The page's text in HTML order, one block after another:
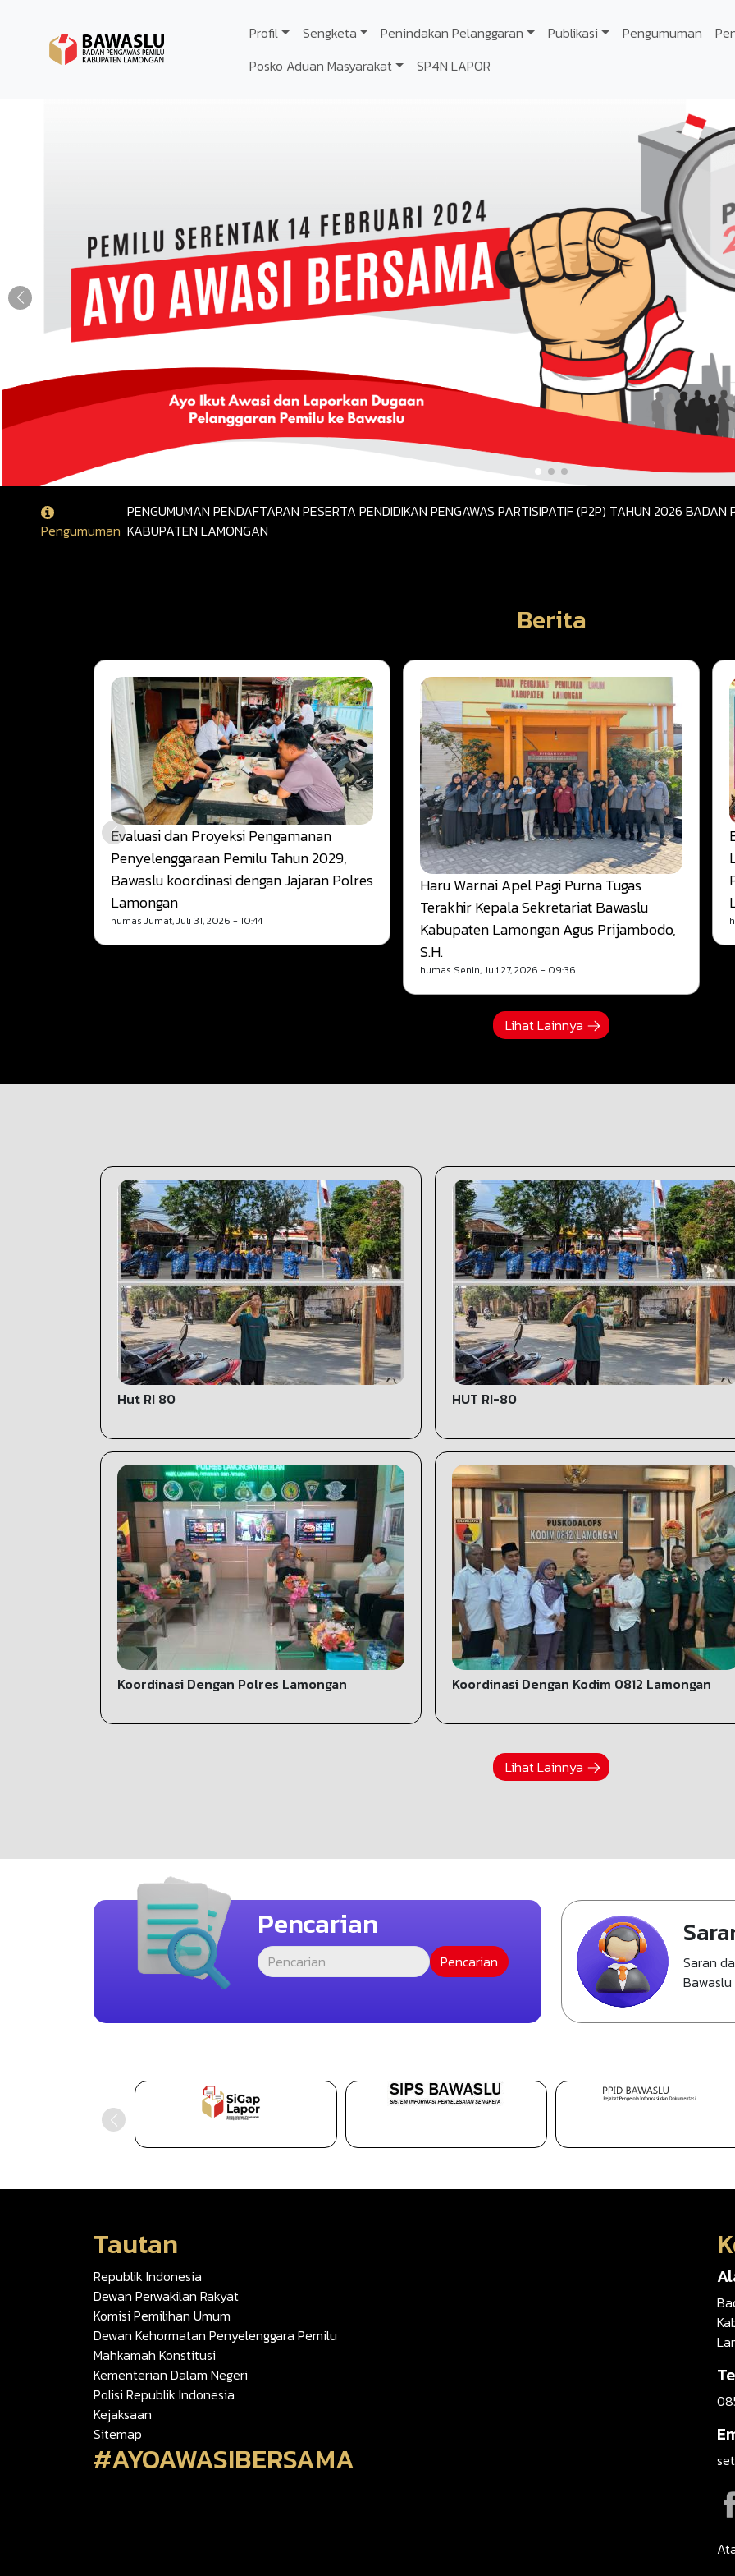
Profil
Sengketa Penindakan Pelanggaran Publikasi Pengumuman
Posko Aduan Masyarakat
SP4N LAPOR
Pengumuman
PENGUMUMAN PENDAFTARAN PESERTA PENDIDIKAN PENGAWAS PARTISIPATIF (P2P) TAHUN 2026 BADAN
KABUPATEN LAMONGAN
Berita
Evaluasi dan Proyeksi Pengamanan
Penyelenggaraan Pemilu Tahun 2029,
Bawaslu koordinasi dengan Jajaran Polres
Lamongan
humas Jumat, Juli 31, 2026 - 10:44
Haru Warnai Apel Pagi Purna Tugas
Terakhir Kepala Sekretariat Bawaslu
Kabupaten Lamongan Agus Prijambodo,
S.H.
humas Senin, Juli 27, 2026 - 09:36
Lihat Lainnya
Hut RI 80 HUT RI-80
Koordinasi Dengan Polres Lamongan Koordinasi Dengan Kodim 0812 Lamongan
Lihat Lainnya
Pencarian
Saran
Bawaslu
Tautan
Republik Indonesia
Dewan Perwakilan Rakyat
Komisi Pemilihan Umum
Dewan Kehormatan Penyelenggara Pemilu
Mahkamah Konstitusi
Kementerian Dalam Negeri
Polisi Republik Indonesia
Kejaksaan
Sitemap
#AYOAWASIBERSAMA